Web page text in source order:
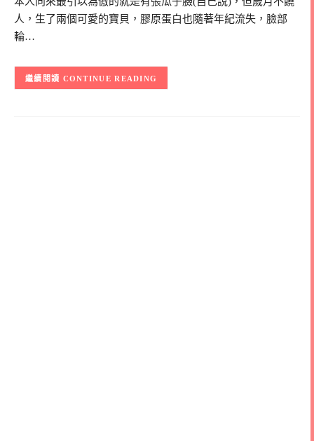
人，生了兩個可愛的寶貝，膠原蛋白也隨著年紀流失，臉部
輪…
CONTINUE READING